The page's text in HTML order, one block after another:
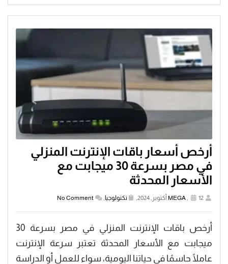
أرخص أسعار باقات الإنترنت المنزلي
في مصر بسرعة 30 ميجابت مع
الأسعار المحدثة
MEGA 12 أكتوبر, 2024, تكنولوجيا No Comment
أرخص باقات الإنترنت المنزلي في مصر بسرعة 30
ميجابت مع الأسعار المحدثة تعتبر سرعة الإنترنت
عاملًا حاسمًا في حياتنا اليومية، سواء للعمل أو الدراسة